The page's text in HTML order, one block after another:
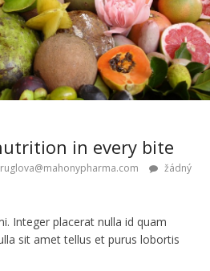
in every bite
žádný
Integer placerat nulla id quam
sit amet tellus et purus lobortis